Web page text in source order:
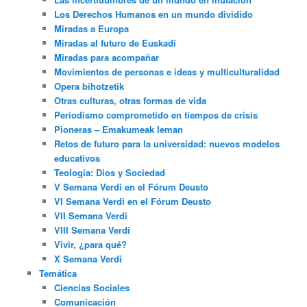
Los Derechos Humanos en un mundo dividido
Miradas a Europa
Miradas al futuro de Euskadi
Miradas para acompañar
Movimientos de personas e ideas y multiculturalidad
Opera bihotzetik
Otras culturas, otras formas de vida
Periodismo comprometido en tiempos de crisis
Pioneras – Emakumeak leman
Retos de futuro para la universidad: nuevos modelos
educativos
Teología: Dios y Sociedad
V Semana Verdi en el Fórum Deusto
VI Semana Verdi en el Fórum Deusto
VII Semana Verdi
VIII Semana Verdi
Vivir, ¿para qué?
X Semana Verdi
Temática
Ciencias Sociales
Comunicación